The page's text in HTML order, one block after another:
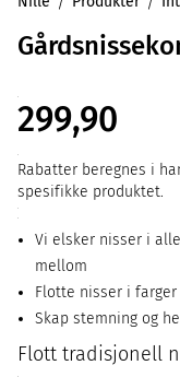
299,90
Rabatter beregnes i
spesifikke produktet.
Vi elsker nisser i
mellom
Flotte nisser i
Skap stemning og
Flott tradisjonell